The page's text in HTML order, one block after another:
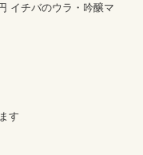
イチバのウラ・吟醸マ
す